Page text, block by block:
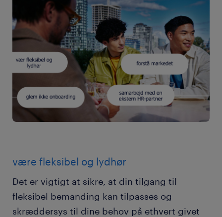
være fleksibel og lydhør
Det er vigtigt at sikre, at din tilgang til
fleksibel bemanding kan tilpasses og
skræddersys til dine behov på ethvert givet